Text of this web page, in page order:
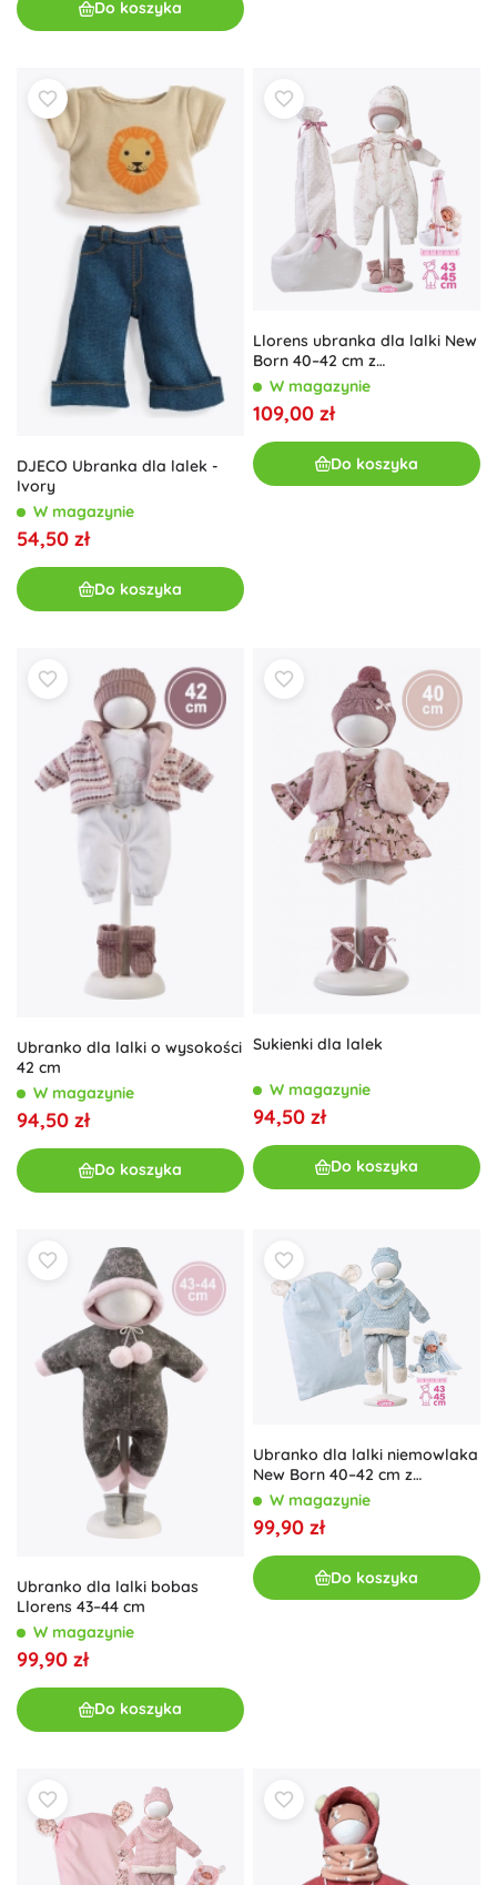
Do koszyka
DJECO Ubranka dla lalek -
Ivory
W magazynie
54,50 zł
Do koszyka
Llorens ubranka dla lalki New
Born 40–42 cm z
materiałowym nosidełkiem,
zestaw 5‑częściowy
W magazynie
109,00 zł
Do koszyka
Ubranko dla lalki o wysokości
42 cm
W magazynie
94,50 zł
Do koszyka
Sukienki dla lalek
W magazynie
94,50 zł
Do koszyka
Ubranko dla lalki bobas
Llorens 43–44 cm
W magazynie
99,90 zł
Do koszyka
Ubranko dla lalki niemowlaka
New Born 40–42 cm z
akcesoriami – zestaw
5‑częściowy
W magazynie
99,90 zł
Do koszyka